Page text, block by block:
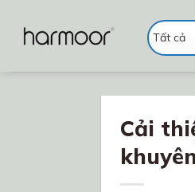
dung
Cải